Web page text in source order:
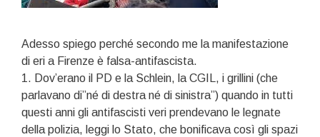
Adesso spiego perché secondo me la manifestazione
di eri a Firenze è falsa-antifascista.
1. Dov’erano il PD e la Schlein, la CGIL, i grillini (che
parlavano di”né di destra né di sinistra”) quando in tutti
questi anni gli antifascisti veri prendevano le legnate
della polizia, leggi lo Stato, che bonificava così gli spazi